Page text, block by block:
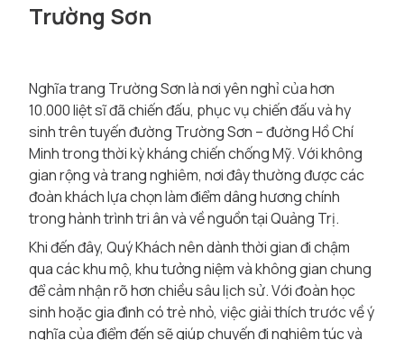
Trường Sơn
Nghĩa trang Trường Sơn là nơi yên nghỉ của hơn
10.000 liệt sĩ đã chiến đấu, phục vụ chiến đấu và hy
sinh trên tuyến đường Trường Sơn – đường Hồ Chí
Minh trong thời kỳ kháng chiến chống Mỹ. Với không
gian rộng và trang nghiêm, nơi đây thường được các
đoàn khách lựa chọn làm điểm dâng hương chính
trong hành trình tri ân và về nguồn tại Quảng Trị.
Khi đến đây, Quý Khách nên dành thời gian đi chậm
qua các khu mộ, khu tưởng niệm và không gian chung
để cảm nhận rõ hơn chiều sâu lịch sử. Với đoàn học
sinh hoặc gia đình có trẻ nhỏ, việc giải thích trước về ý
nghĩa của điểm đến sẽ giúp chuyến đi nghiêm túc và